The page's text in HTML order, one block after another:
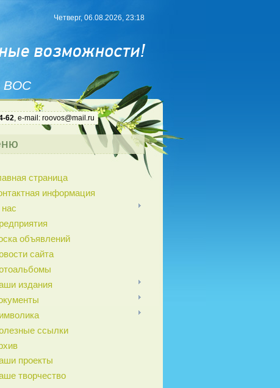
ВОС
Четверг, 06.08.2026, 23:18
62, e-mail: roovos@mail.ru
страница
информация
объявлений
сайта
издания
ссылки
проекты
творчество